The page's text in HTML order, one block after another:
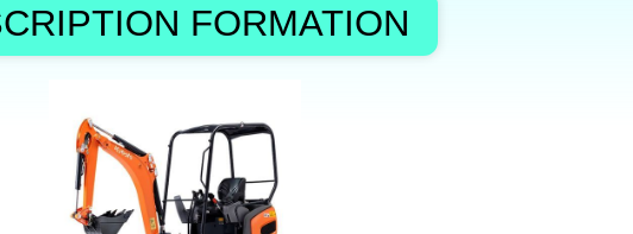
FORMATION